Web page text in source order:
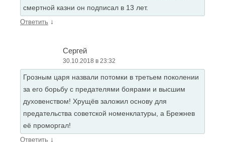
смертной казни он подписал в 13 лет.
Ответить ↓
Сергей
30.10.2018 в 23:32
Грозным царя назвали потомки в третьем поколении
за его борьбу с предателями боярами и высшим
духовенством! Хрущёв заложил основу для
предательства советской номенклатуры, а Брежнев
её проморгал!
Ответить ↓